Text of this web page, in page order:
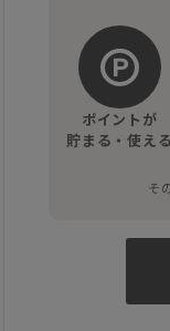
ポイントが
貯まる・使える
そ